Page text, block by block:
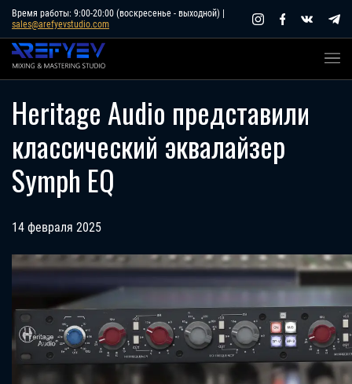
Skip
content
Время работы: 9:00-20:00 (воскресенье - выходной) |
sales@arefyevstudio.com
Heritage Audio представили
классический эквалайзер
Symph EQ
14 февраля 2025